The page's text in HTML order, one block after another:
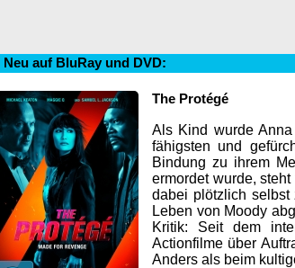
Neu auf BluRay und DVD:
The Protégé
Als Kind wurde
fähigsten und
Bindung zu ihrem
ermordet wurde,
dabei plötzlich selbst
Leben von Moody
Kritik: Seit dem
Actionfilme über
Anders als beim